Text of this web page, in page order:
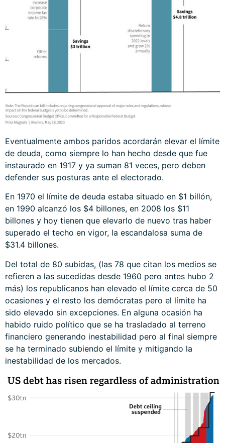
Eventualmente ambos paridos acordarán elevar el límite
de deuda, como siempre lo han hecho desde que fue
instaurado en 1917 y ya suman 81 veces, pero deben
defender sus posturas ante el electorado.
En 1970 el límite de deuda estaba situado en $1 billón,
en 1990 alcanzó los $4 billones, en 2008 los $11
billones y hoy tienen que elevarlo de nuevo tras haber
superado el techo en vigor, la escandalosa suma de
$31.4 billones.
Del total de 80 subidas, (las 78 que citan los medios se
refieren a las sucedidas desde 1960 pero antes hubo 2
más) los republicanos han elevado el límite cerca de 50
ocasiones y el resto los demócratas pero el límite ha
sido elevado sin excepciones. En alguna ocasión ha
habido ruido político que se ha trasladado al terreno
financiero generando inestabilidad pero al final siempre
se ha terminado subiendo el límite y mitigando la
inestabilidad de los mercados.